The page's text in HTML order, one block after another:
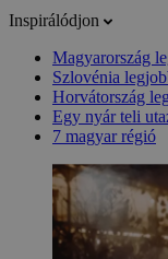
Inspirálódjon
Magyarország
Szlovénia
Horvátország
Egy nyár teli
7 magyar régió